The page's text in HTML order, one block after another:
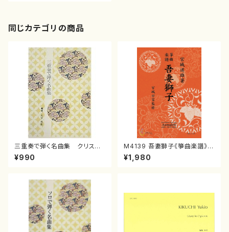
同じカテゴリの商品
三重奏で弾く名曲集 クリスマ
スメドレー( 箏2/大平光美 編
曲/楽譜）
¥990
M4139 吾妻獅子《箏曲楽譜》
（箏/宮城道雄著・宮城宗家監修/
箏曲古典楽譜）
¥1,980